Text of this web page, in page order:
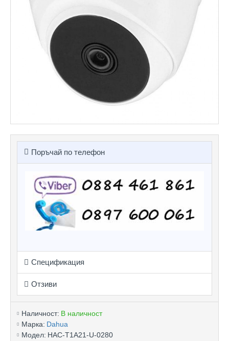
Поръчай по телефон
Спецификация
Отзиви
Наличност: В наличност
Марка: Dahua
Модел: HAC-T1A21-U-0280